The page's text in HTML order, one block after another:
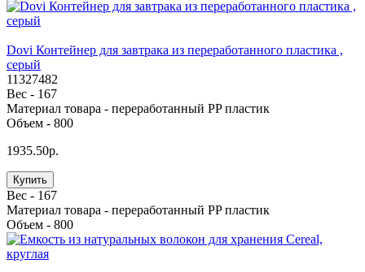
Dovi Контейнер для завтрака из переработанного пластика ,
серый
11327482
Вес - 167
Материал товара - переработанный PP пластик
Объем - 800
1935.50р.
Купить
Вес - 167
Материал товара - переработанный PP пластик
Объем - 800